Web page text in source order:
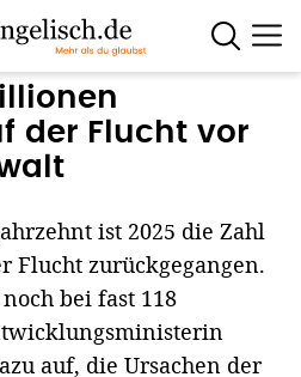
der Flucht vor
ist 2025 die Zahl
Flucht zurückgegangen.
bei fast 118
auf, die Ursachen der